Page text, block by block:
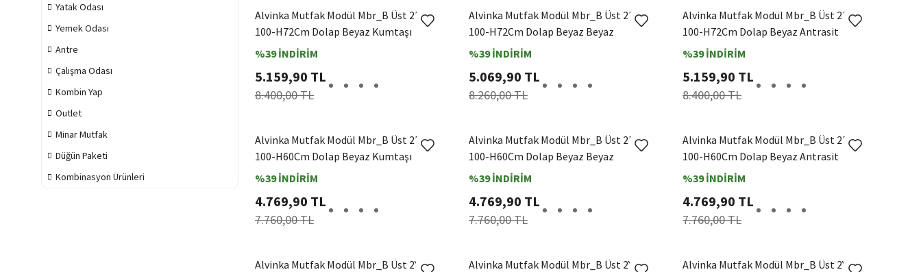
Yatak Odası
Yemek Odası
Antre
Çalışma Odası
Kombin Yap
Outlet
Minar Mutfak
Düğün Paketi
Kombinasyon Ürünleri
Alvinka Mutfak Modül Mbr_B Üst 2Dk1R
100-H72Cm Dolap Beyaz Kumtaşı
%39 İNDİRİM
5.159,90 TL
8.400,00 TL
Alvinka Mutfak Modül Mbr_B Üst 2Dk1R
100-H72Cm Dolap Beyaz Beyaz
%39 İNDİRİM
5.069,90 TL
8.260,00 TL
Alvinka Mutfak Modül Mbr_B Üst 2Dk1R
100-H72Cm Dolap Beyaz Antrasit
%39 İNDİRİM
5.159,90 TL
8.400,00 TL
Alvinka Mutfak Modül Mbr_B Üst 2Dk1R
100-H60Cm Dolap Beyaz Kumtaşı
%39 İNDİRİM
4.769,90 TL
7.760,00 TL
Alvinka Mutfak Modül Mbr_B Üst 2Dk1R
100-H60Cm Dolap Beyaz Beyaz
%39 İNDİRİM
4.769,90 TL
7.760,00 TL
Alvinka Mutfak Modül Mbr_B Üst 2Dk1R
100-H60Cm Dolap Beyaz Antrasit
%39 İNDİRİM
4.769,90 TL
7.760,00 TL
Alvinka Mutfak Modül Mbr_B Üst 2Yk1R
Alvinka Mutfak Modül Mbr_B Üst 2Yk1R
Alvinka Mutfak Modül Mbr_B Üst 2Yk1R